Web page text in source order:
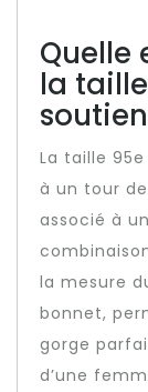
Quelle
la
La taille
à un tour
associé à
la mesure
bonnet,
gorge
d’une